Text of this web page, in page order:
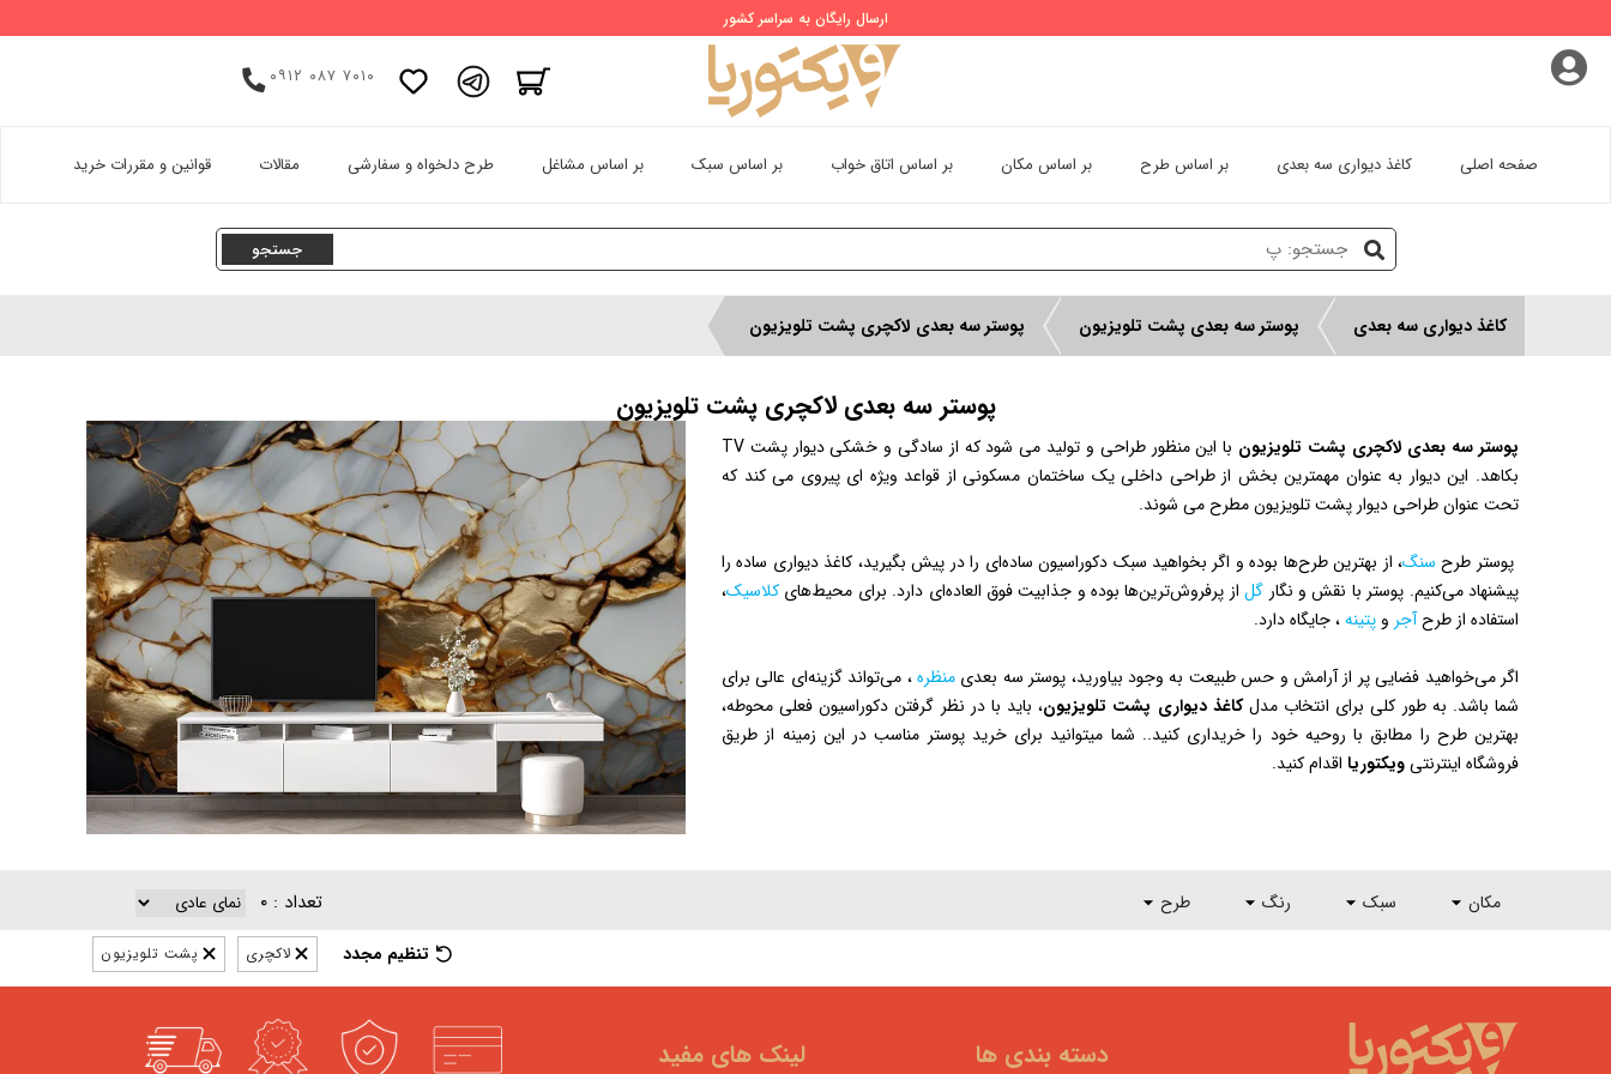
ارسال رایگان به سراسر کشور
پروفایل کاربری
خروج از اکانت
تامبلر
۰۹۱۲ ۰۸۷ ۷۰۱۰
صفحه اصلی کاغذ دیواری سه بعدی بر اساس طرح بر اساس مکان بر اساس اتاق خواب بر اساس سبک بر اساس مشاغل طرح دلخواه و سفارشی مقالات قوانین و مقررات خرید
کاغذ دیواری سه بعدی پوستر سه بعدی پشت تلویزیون پوستر سه بعدی لاکچری پشت تلویزیون
پوستر سه بعدی لاکچری پشت تلویزیون
پوستر سه بعدی لاکچری پشت تلویزیون
با این منظور طراحی و تولید می شود که از سادگی و خشکی دیوار پشت TV
بکاهد. این دیوار به عنوان مهمترین بخش از طراحی داخلی یک ساختمان مسکونی از قواعد ویژه ‌ای پیروی می کند که
تحت عنوان طراحی دیوار پشت تلویزیون مطرح می ‌شوند.
پوستر طرح سنگ، از بهترین طرح‌ها بوده و اگر بخواهید سبک دکوراسیون ساده‌ای را در پیش بگیرید، کاغذ دیواری ساده را
پیشنهاد می‌کنیم. پوستر با نقش و نگار گلاز پرفروش‌ترین‌ها بوده و جذابیت فوق العاده‌ای دارد. برای محیط‌های کلاسیک،
استفاده از طرحآجر و پتینه، جایگاه دارد.
اگر می‌خواهید فضایی پر از آرامش و حس طبیعت به وجود بیاورید، پوستر سه بعدی منظره، می‌تواند گزینه‌ای عالی برای
شما باشد. به طور کلی برای انتخاب مدلکاغذ دیواری پشت تلویزیون، باید با در نظر گرفتن دکوراسیون فعلی محوطه،
بهترین طرح را مطابق با روحیه خود را خریداری کنید.. شما میتوانید برای خرید پوستر مناسب در این زمینه از طریق
فروشگاه اینترنتیویکتوریا اقدام کنید.
مکان سبک رنگ طرح تعداد : ۰
پشت تلویزیون لاکچری تنظیم مجدد
دسته بندی ها لینک های مفید